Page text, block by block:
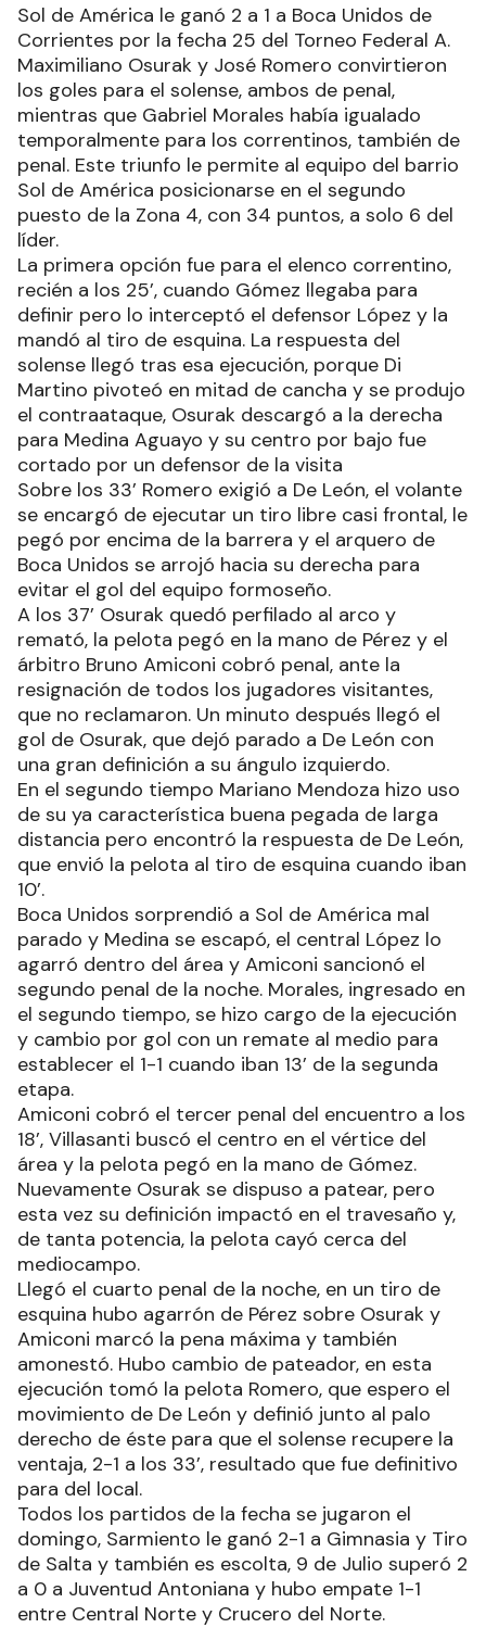
Sol de América le ganó 2 a 1 a Boca Unidos de
Corrientes por la fecha 25 del Torneo Federal A.
Maximiliano Osurak y José Romero convirtieron
los goles para el solense, ambos de penal,
mientras que Gabriel Morales había igualado
temporalmente para los correntinos, también de
penal. Este triunfo le permite al equipo del barrio
Sol de América posicionarse en el segundo
puesto de la Zona 4, con 34 puntos, a solo 6 del
líder.
La primera opción fue para el elenco correntino,
recién a los 25’, cuando Gómez llegaba para
definir pero lo interceptó el defensor López y la
mandó al tiro de esquina. La respuesta del
solense llegó tras esa ejecución, porque Di
Martino pivoteó en mitad de cancha y se produjo
el contraataque, Osurak descargó a la derecha
para Medina Aguayo y su centro por bajo fue
cortado por un defensor de la visita
Sobre los 33’ Romero exigió a De León, el volante
se encargó de ejecutar un tiro libre casi frontal, le
pegó por encima de la barrera y el arquero de
Boca Unidos se arrojó hacia su derecha para
evitar el gol del equipo formoseño.
A los 37’ Osurak quedó perfilado al arco y
remató, la pelota pegó en la mano de Pérez y el
árbitro Bruno Amiconi cobró penal, ante la
resignación de todos los jugadores visitantes,
que no reclamaron. Un minuto después llegó el
gol de Osurak, que dejó parado a De León con
una gran definición a su ángulo izquierdo.
En el segundo tiempo Mariano Mendoza hizo uso
de su ya característica buena pegada de larga
distancia pero encontró la respuesta de De León,
que envió la pelota al tiro de esquina cuando iban
10’.
Boca Unidos sorprendió a Sol de América mal
parado y Medina se escapó, el central López lo
agarró dentro del área y Amiconi sancionó el
segundo penal de la noche. Morales, ingresado en
el segundo tiempo, se hizo cargo de la ejecución
y cambio por gol con un remate al medio para
establecer el 1-1 cuando iban 13’ de la segunda
etapa.
Amiconi cobró el tercer penal del encuentro a los
18’, Villasanti buscó el centro en el vértice del
área y la pelota pegó en la mano de Gómez.
Nuevamente Osurak se dispuso a patear, pero
esta vez su definición impactó en el travesaño y,
de tanta potencia, la pelota cayó cerca del
mediocampo.
Llegó el cuarto penal de la noche, en un tiro de
esquina hubo agarrón de Pérez sobre Osurak y
Amiconi marcó la pena máxima y también
amonestó. Hubo cambio de pateador, en esta
ejecución tomó la pelota Romero, que espero el
movimiento de De León y definió junto al palo
derecho de éste para que el solense recupere la
ventaja, 2-1 a los 33’, resultado que fue definitivo
para del local.
Todos los partidos de la fecha se jugaron el
domingo, Sarmiento le ganó 2-1 a Gimnasia y Tiro
de Salta y también es escolta, 9 de Julio superó 2
a 0 a Juventud Antoniana y hubo empate 1-1
entre Central Norte y Crucero del Norte.